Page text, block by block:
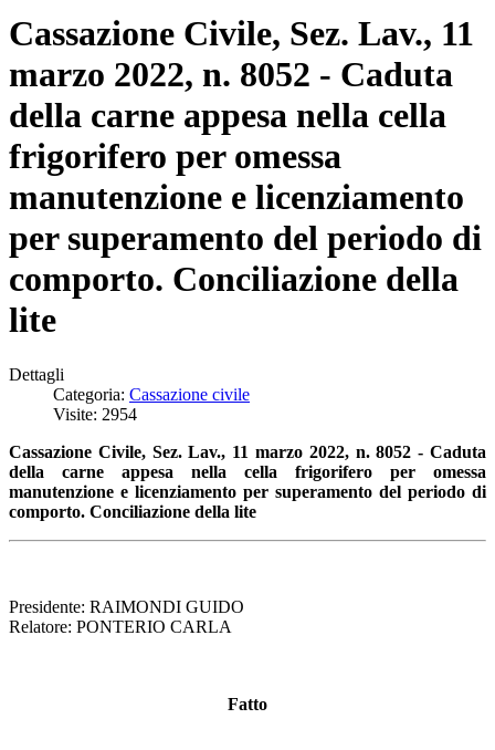
Cassazione Civile, Sez. Lav., 11
marzo 2022, n. 8052 - Caduta
della carne appesa nella cella
frigorifero per omessa
manutenzione e licenziamento
per superamento del periodo di
comporto. Conciliazione della
lite
Dettagli
Categoria: Cassazione civile
Visite: 2954
Cassazione Civile, Sez. Lav., 11 marzo 2022, n. 8052 - Caduta
della carne appesa nella cella frigorifero per omessa
manutenzione e licenziamento per superamento del periodo di
comporto. Conciliazione della lite
Presidente: RAIMONDI GUIDO
Relatore: PONTERIO CARLA
Fatto